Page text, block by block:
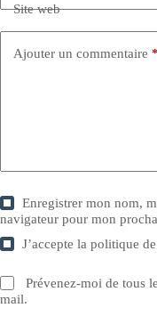
Site web
Ajouter un commentaire *
Enregistrer mon nom,
navigateur pour mon
J’accepte lapolitique
Prévenez-moi de tous
mail.